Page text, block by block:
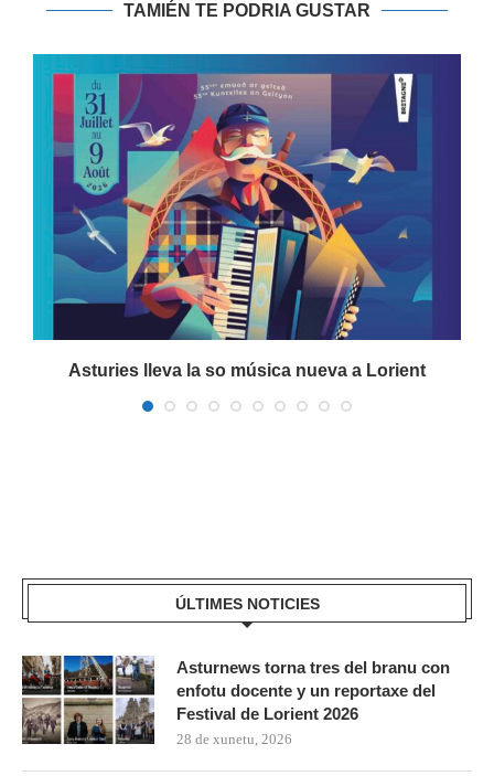
TAMIÉN TE PODRIA GUSTAR
Asturies lleva la so música nueva a Lorient
ÚLTIMES NOTICIES
Asturnews torna tres del branu con
enfotu docente y un reportaxe del
Festival de Lorient 2026
28 de xunetu, 2026